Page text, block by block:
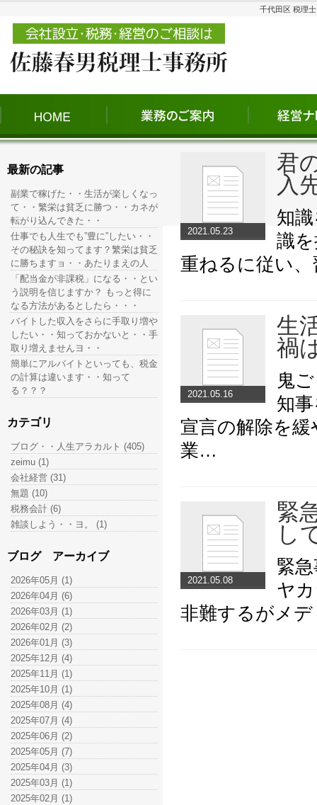
千代田区 税理
2021.05.23
君
入
知
識
重ねるに従い
2021.05.16
生
禍
鬼
知
宣言の解除を
業…
2021.05.08
緊
し
緊
ヤ
非難するがメ
最新の記事
副業で稼げた・・生活が楽しくなっ
て・・繁栄は貧乏に勝つ・・カネが
転がり込んできた・・
仕事でも人生でも”豊に”したい・・
その秘訣を知ってます？繁栄は貧乏
に勝ちますョ・・あたりまえの人
「配当金が非課税」になる・・とい
う説明を信じますか？ もっと得に
なる方法があるとしたら・・・
バイトした収入をさらに手取り増や
したい・・知っておかないと・・手
取り増えませんヨ・・
簡単にアルバイトといっても、税金
の計算は違います・・知って
る？？？
カテゴリ
ブログ・・人生アラカルト (405)
zeimu (1)
会社経営 (31)
無題 (10)
税務会計 (6)
雑談しよう・・ヨ。 (1)
ブログ アーカイブ
2026年05月 (1)
2026年04月 (6)
2026年03月 (1)
2026年02月 (2)
2026年01月 (3)
2025年12月 (4)
2025年11月 (1)
2025年10月 (1)
2025年08月 (4)
2025年07月 (4)
2025年06月 (2)
2025年05月 (7)
2025年04月 (3)
2025年03月 (1)
2025年02月 (1)